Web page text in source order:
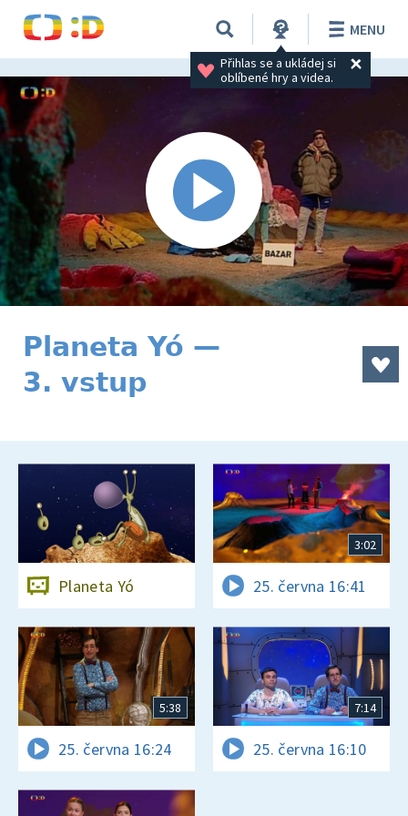
Přihlas se a ukládej si
oblíbené hry a videa.
MENU
Planeta Yó —
3. vstup
Planeta Yó
3:02
25. června 16:41
5:38
25. června 16:24
7:14
25. června 16:10